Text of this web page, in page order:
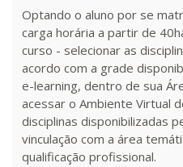
280 H 35dias 120
300 H 38dias 120
Optando o aluno por se
carga horária a partir de
curso - selecionar as
acordo com a grade
e-learning, dentro de sua
acessar o Ambiente Virtual
disciplinas disponibilizadas
vinculação com a área
qualificação profissional.